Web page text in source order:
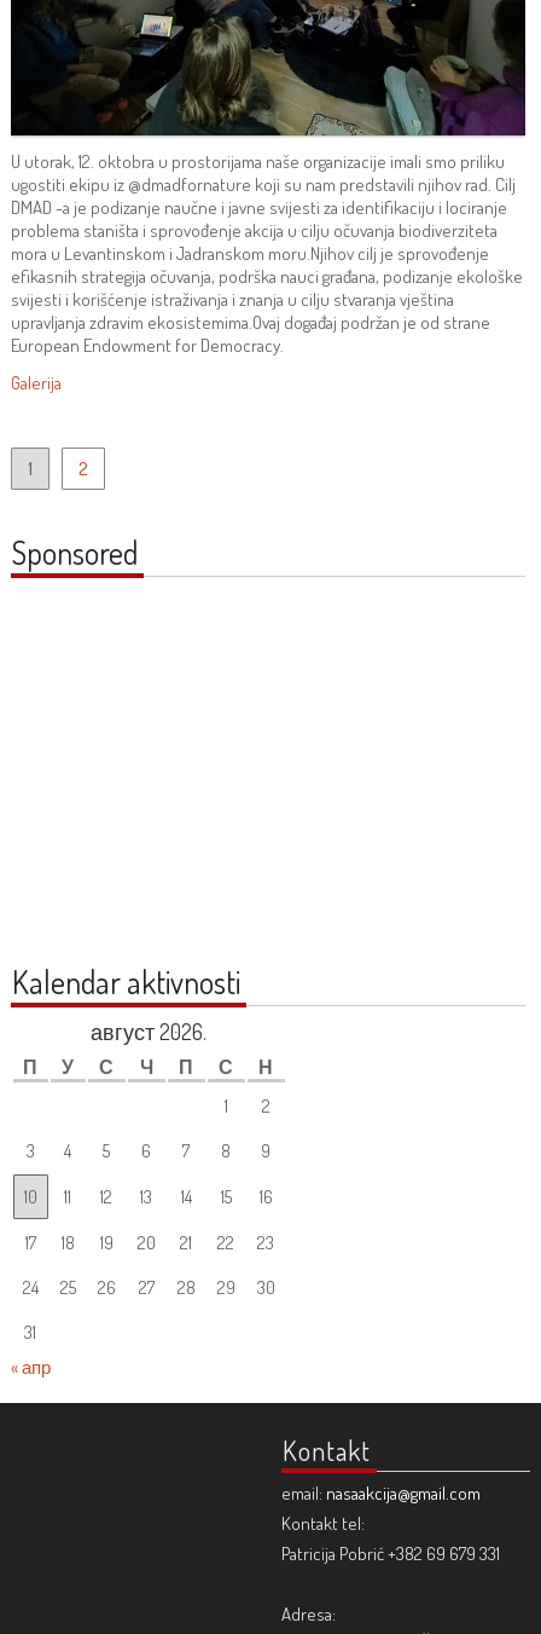
U utorak, 12. oktobra u prostorijama naše organizacije imali smo priliku
ugostiti ekipu iz @dmadfornature koji su nam predstavili njihov rad. Cilj
DMAD -a je podizanje naučne i javne svijesti za identifikaciju i lociranje
problema staništa i sprovođenje akcija u cilju očuvanja biodiverziteta
mora u Levantinskom i Jadranskom moru.Njihov cilj je sprovođenje
efikasnih strategija očuvanja, podrška nauci građana, podizanje ekološke
svijesti i korišćenje istraživanja i znanja u cilju stvaranja vještina
upravljanja zdravim ekosistemima.Ovaj događaj podržan je od strane
European Endowment for Democracy.
Galerija
Пагинација
чланака
1 2
Sponsored
Kalendar aktivnosti
август 2026.
П У С Ч П С Н
1
2
3
4 5 6 7 8
9
10
11 12 13 14 15
16
17
18 19 20 21 22
23
24
25 26 27 28 29
30
31
« апр
Kontakt
email: nasaakcija@gmail.com
Kontakt tel:
Patricija Pobrić +382 69 679 331
Adresa: